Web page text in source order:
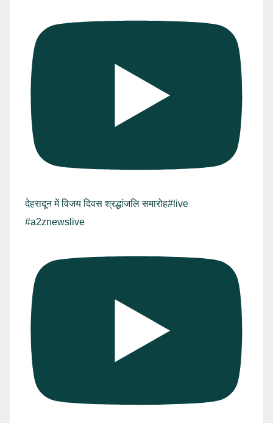
देहरादून में विजय दिवस श्रद्धांजलि समारोह#live
#a2znewslive